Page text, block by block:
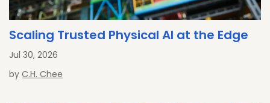
Scaling Trusted Physical AI at the Edge
Jul 30, 2026
by C.H. Chee